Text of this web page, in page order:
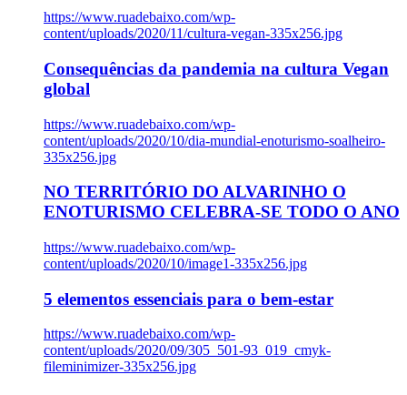
https://www.ruadebaixo.com/wp-
content/uploads/2020/11/cultura-vegan-335x256.jpg
Consequências da pandemia na cultura Vegan
global
https://www.ruadebaixo.com/wp-
content/uploads/2020/10/dia-mundial-enoturismo-soalheiro-
335x256.jpg
NO TERRITÓRIO DO ALVARINHO O
ENOTURISMO CELEBRA-SE TODO O ANO
https://www.ruadebaixo.com/wp-
content/uploads/2020/10/image1-335x256.jpg
5 elementos essenciais para o bem-estar
https://www.ruadebaixo.com/wp-
content/uploads/2020/09/305_501-93_019_cmyk-
fileminimizer-335x256.jpg